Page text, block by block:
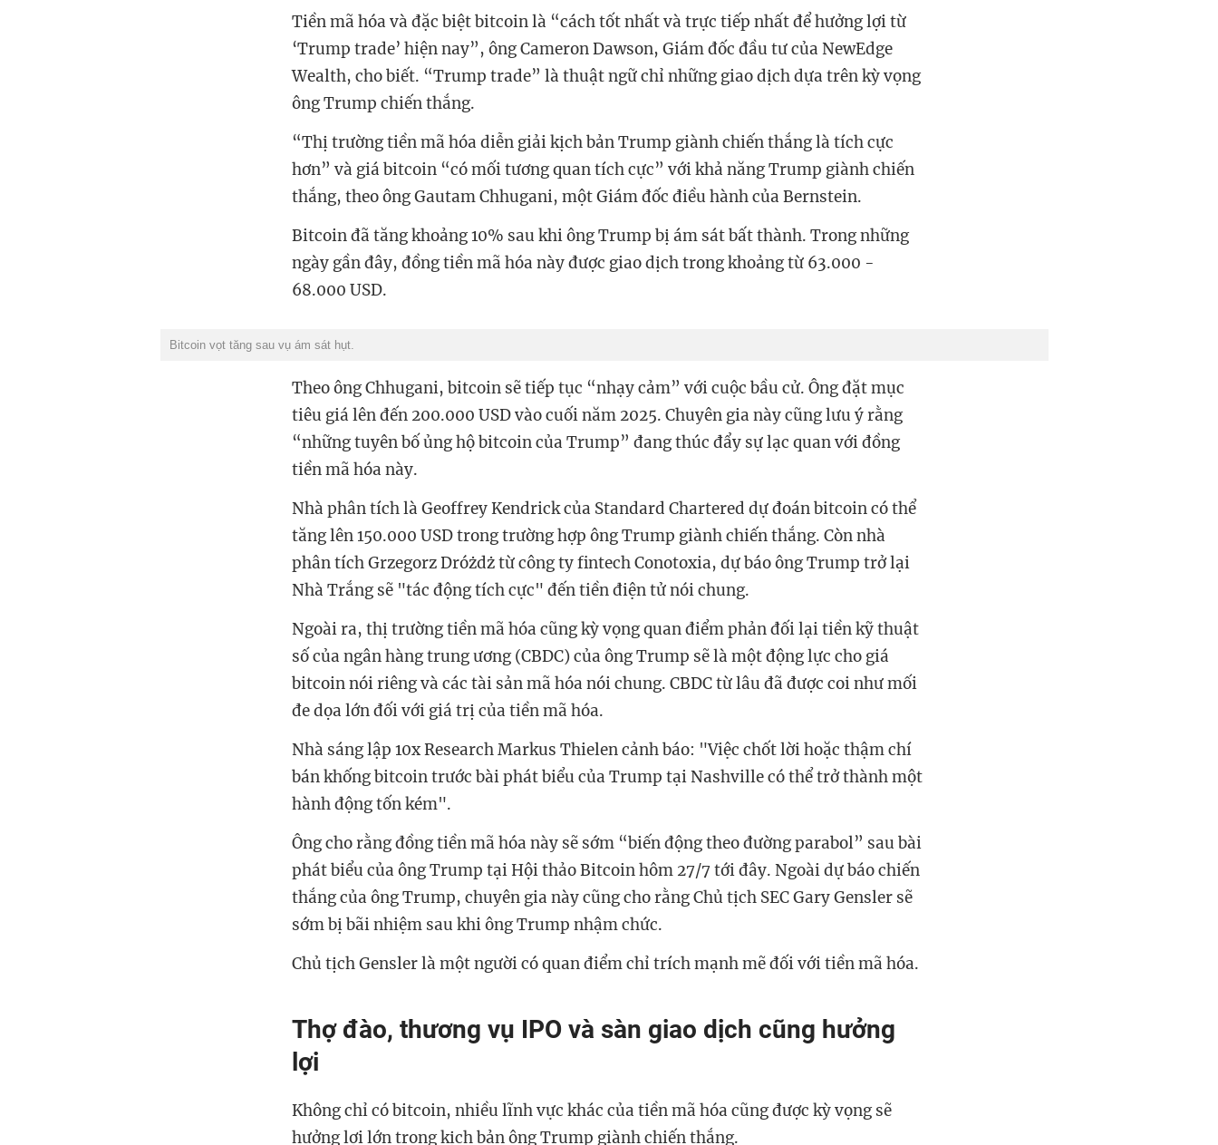
Tiền mã hóa và đặc biệt bitcoin là “cách tốt nhất và trực tiếp nhất để hưởng lợi từ
‘Trump trade’ hiện nay”, ông Cameron Dawson, Giám đốc đầu tư của NewEdge
Wealth, cho biết. “Trump trade” là thuật ngữ chỉ những giao dịch dựa trên kỳ vọng
ông Trump chiến thắng.
“Thị trường tiền mã hóa diễn giải kịch bản Trump giành chiến thắng là tích cực
hơn” và giá bitcoin “có mối tương quan tích cực” với khả năng Trump giành chiến
thắng, theo ông Gautam Chhugani, một Giám đốc điều hành của Bernstein.
Bitcoin đã tăng khoảng 10% sau khi ông Trump bị ám sát bất thành. Trong những
ngày gần đây, đồng tiền mã hóa này được giao dịch trong khoảng từ 63.000 -
68.000 USD.
Bitcoin vọt tăng sau vụ ám sát hụt.
Theo ông Chhugani, bitcoin sẽ tiếp tục “nhạy cảm” với cuộc bầu cử. Ông đặt mục
tiêu giá lên đến 200.000 USD vào cuối năm 2025. Chuyên gia này cũng lưu ý rằng
“những tuyên bố ủng hộ bitcoin của Trump” đang thúc đẩy sự lạc quan với đồng
tiền mã hóa này.
Nhà phân tích là Geoffrey Kendrick của Standard Chartered dự đoán bitcoin có thể
tăng lên 150.000 USD trong trường hợp ông Trump giành chiến thắng. Còn nhà
phân tích Grzegorz Dróżdż từ công ty fintech Conotoxia, dự báo ông Trump trở lại
Nhà Trắng sẽ "tác động tích cực" đến tiền điện tử nói chung.
Ngoài ra, thị trường tiền mã hóa cũng kỳ vọng quan điểm phản đối lại tiền kỹ thuật
số của ngân hàng trung ương (CBDC) của ông Trump sẽ là một động lực cho giá
bitcoin nói riêng và các tài sản mã hóa nói chung. CBDC từ lâu đã được coi như mối
đe dọa lớn đối với giá trị của tiền mã hóa.
Nhà sáng lập 10x Research Markus Thielen cảnh báo: "Việc chốt lời hoặc thậm chí
bán khống bitcoin trước bài phát biểu của Trump tại Nashville có thể trở thành một
hành động tốn kém".
Ông cho rằng đồng tiền mã hóa này sẽ sớm “biến động theo đường parabol” sau bài
phát biểu của ông Trump tại Hội thảo Bitcoin hôm 27/7 tới đây. Ngoài dự báo chiến
thắng của ông Trump, chuyên gia này cũng cho rằng Chủ tịch SEC Gary Gensler sẽ
sớm bị bãi nhiệm sau khi ông Trump nhậm chức.
Chủ tịch Gensler là một người có quan điểm chỉ trích mạnh mẽ đối với tiền mã hóa.
Thợ đào, thương vụ IPO và sàn giao dịch cũng hưởng
lợi
Không chỉ có bitcoin, nhiều lĩnh vực khác của tiền mã hóa cũng được kỳ vọng sẽ
hưởng lợi lớn trong kịch bản ông Trump giành chiến thắng.